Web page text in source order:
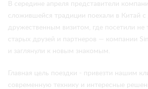
В середине апреля представители
сложившейся традиции поехали в Китай
дружественным визитом, где посетили не
старых друзей и партнеров — компании
и заглянули к новым знакомым.
Главная цель поездки - привезти нашим
современную технику и интересные